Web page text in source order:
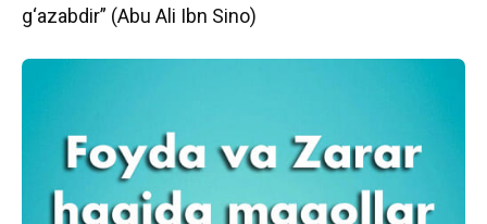
g‘azabdir” (Abu Ali Ibn Sino)